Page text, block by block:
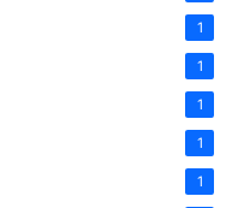
1
1
1
1
1